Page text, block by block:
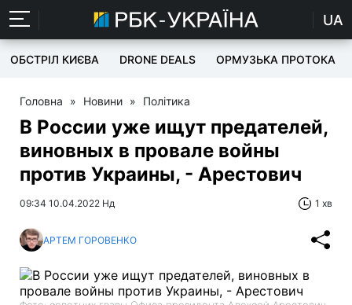
UA
ОБСТРІЛ КИЄВА DRONE DEALS ОРМУЗЬКА ПРОТОКА
Головна » Новини » Політика
В России уже ищут предателей,
виновных в провале войны
против Украины, - Арестович
09:34 10.04.2022 Нд 1 хв
АРТЕМ ГОРОВЕНКО